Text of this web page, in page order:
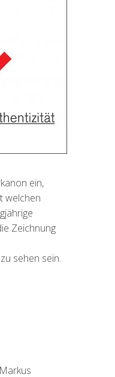
ein,
welchen
Zeichnung
sehen sein.